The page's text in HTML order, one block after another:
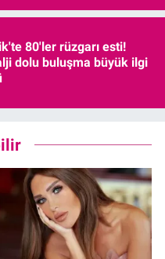
80'ler rüzgarı esti!
dolu buluşma büyük ilgi